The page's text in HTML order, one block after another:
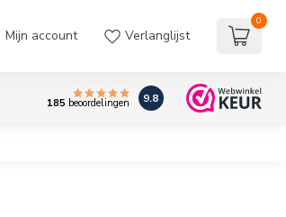
Mijn account Verlanglijst
0
185 beoordelingen 9.8